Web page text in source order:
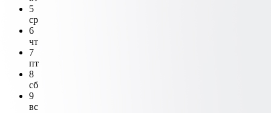
5
ср
6
чт
7
пт
8
сб
9
вс